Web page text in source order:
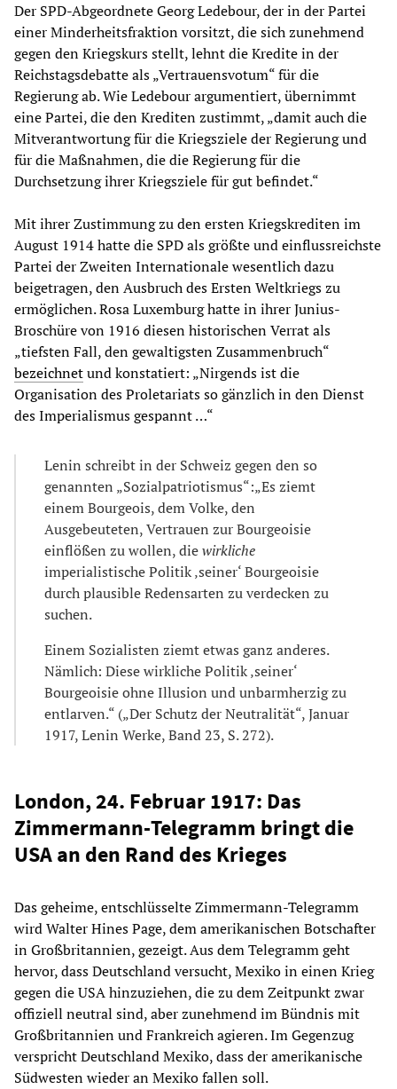
Der SPD-Abgeordnete Georg Ledebour, der in der Partei
einer Minderheitsfraktion vorsitzt, die sich zunehmend
gegen den Kriegskurs stellt, lehnt die Kredite in der
Reichstagsdebatte als „Vertrauensvotum“ für die
Regierung ab. Wie Ledebour argumentiert, übernimmt
eine Partei, die den Krediten zustimmt, „damit auch die
Mitverantwortung für die Kriegsziele der Regierung und
für die Maßnahmen, die die Regierung für die
Durchsetzung ihrer Kriegsziele für gut befindet.“
Mit ihrer Zustimmung zu den ersten Kriegskrediten im
August 1914 hatte die SPD als größte und einflussreichste
Partei der Zweiten Internationale wesentlich dazu
beigetragen, den Ausbruch des Ersten Weltkriegs zu
ermöglichen. Rosa Luxemburg hatte in ihrer Junius-
Broschüre von 1916 diesen historischen Verrat als
„tiefsten Fall, den gewaltigsten Zusammenbruch“
bezeichnetund konstatiert: „Nirgends ist die
Organisation des Proletariats so gänzlich in den Dienst
des Imperialismus gespannt …“
Lenin schreibt in der Schweiz gegen den so
genannten „Sozialpatriotismus“:„Es ziemt
einem Bourgeois, dem Volke, den
Ausgebeuteten, Vertrauen zur Bourgeoisie
einflößen zu wollen, diewirkliche
imperialistische Politik ‚seiner‘ Bourgeoisie
durch plausible Redensarten zu verdecken zu
suchen.
Einem Sozialisten ziemt etwas ganz anderes.
Nämlich: Diese wirkliche Politik ‚seiner‘
Bourgeoisie ohne Illusion und unbarmherzig zu
entlarven.“ („Der Schutz der Neutralität“, Januar
1917, Lenin Werke, Band 23, S. 272).
London, 24. Februar 1917: Das
Zimmermann-Telegramm bringt die
USA an den Rand des Krieges
Das geheime, entschlüsselte Zimmermann-Telegramm
wird Walter Hines Page, dem amerikanischen Botschafter
in Großbritannien, gezeigt. Aus dem Telegramm geht
hervor, dass Deutschland versucht, Mexiko in einen Krieg
gegen die USA hinzuziehen, die zu dem Zeitpunkt zwar
offiziell neutral sind, aber zunehmend im Bündnis mit
Großbritannien und Frankreich agieren. Im Gegenzug
verspricht Deutschland Mexiko, dass der amerikanische
Südwesten wieder an Mexiko fallen soll.